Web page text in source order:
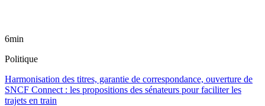
6min
Politique
Harmonisation des titres, garantie de correspondance, ouverture de
SNCF Connect : les propositions des sénateurs pour faciliter les
trajets en train